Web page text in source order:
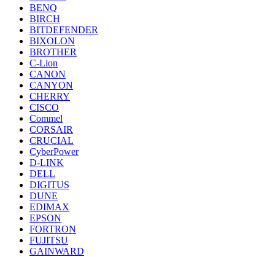
BENQ
BIRCH
BITDEFENDER
BIXOLON
BROTHER
C-Lion
CANON
CANYON
CHERRY
CISCO
Commel
CORSAIR
CRUCIAL
CyberPower
D-LINK
DELL
DIGITUS
DUNE
EDIMAX
EPSON
FORTRON
FUJITSU
GAINWARD